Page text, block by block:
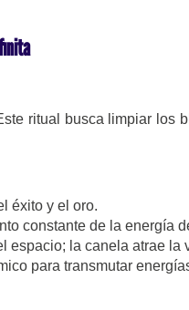
ritual busca limpiar los
éxito y el oro.
constante de la energía
espacio; la canela atrae la
para transmutar